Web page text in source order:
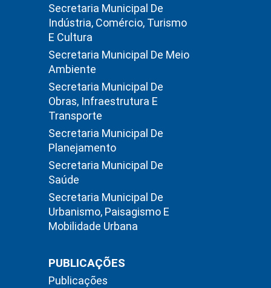
Secretaria Municipal De
Indústria, Comércio, Turismo
E Cultura
Secretaria Municipal De Meio
Ambiente
Secretaria Municipal De
Obras, Infraestrutura E
Transporte
Secretaria Municipal De
Planejamento
Secretaria Municipal De
Saúde
Secretaria Municipal De
Urbanismo, Paisagismo E
Mobilidade Urbana
PUBLICAÇÕES
Publicações